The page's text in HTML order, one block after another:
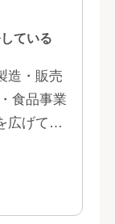
ている
造・販売
食品事業
広げてい
（40の